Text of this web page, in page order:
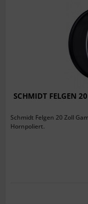
SCHMIDT FELGEN
Schmidt Felgen 20 Zoll
Hornpoliert.